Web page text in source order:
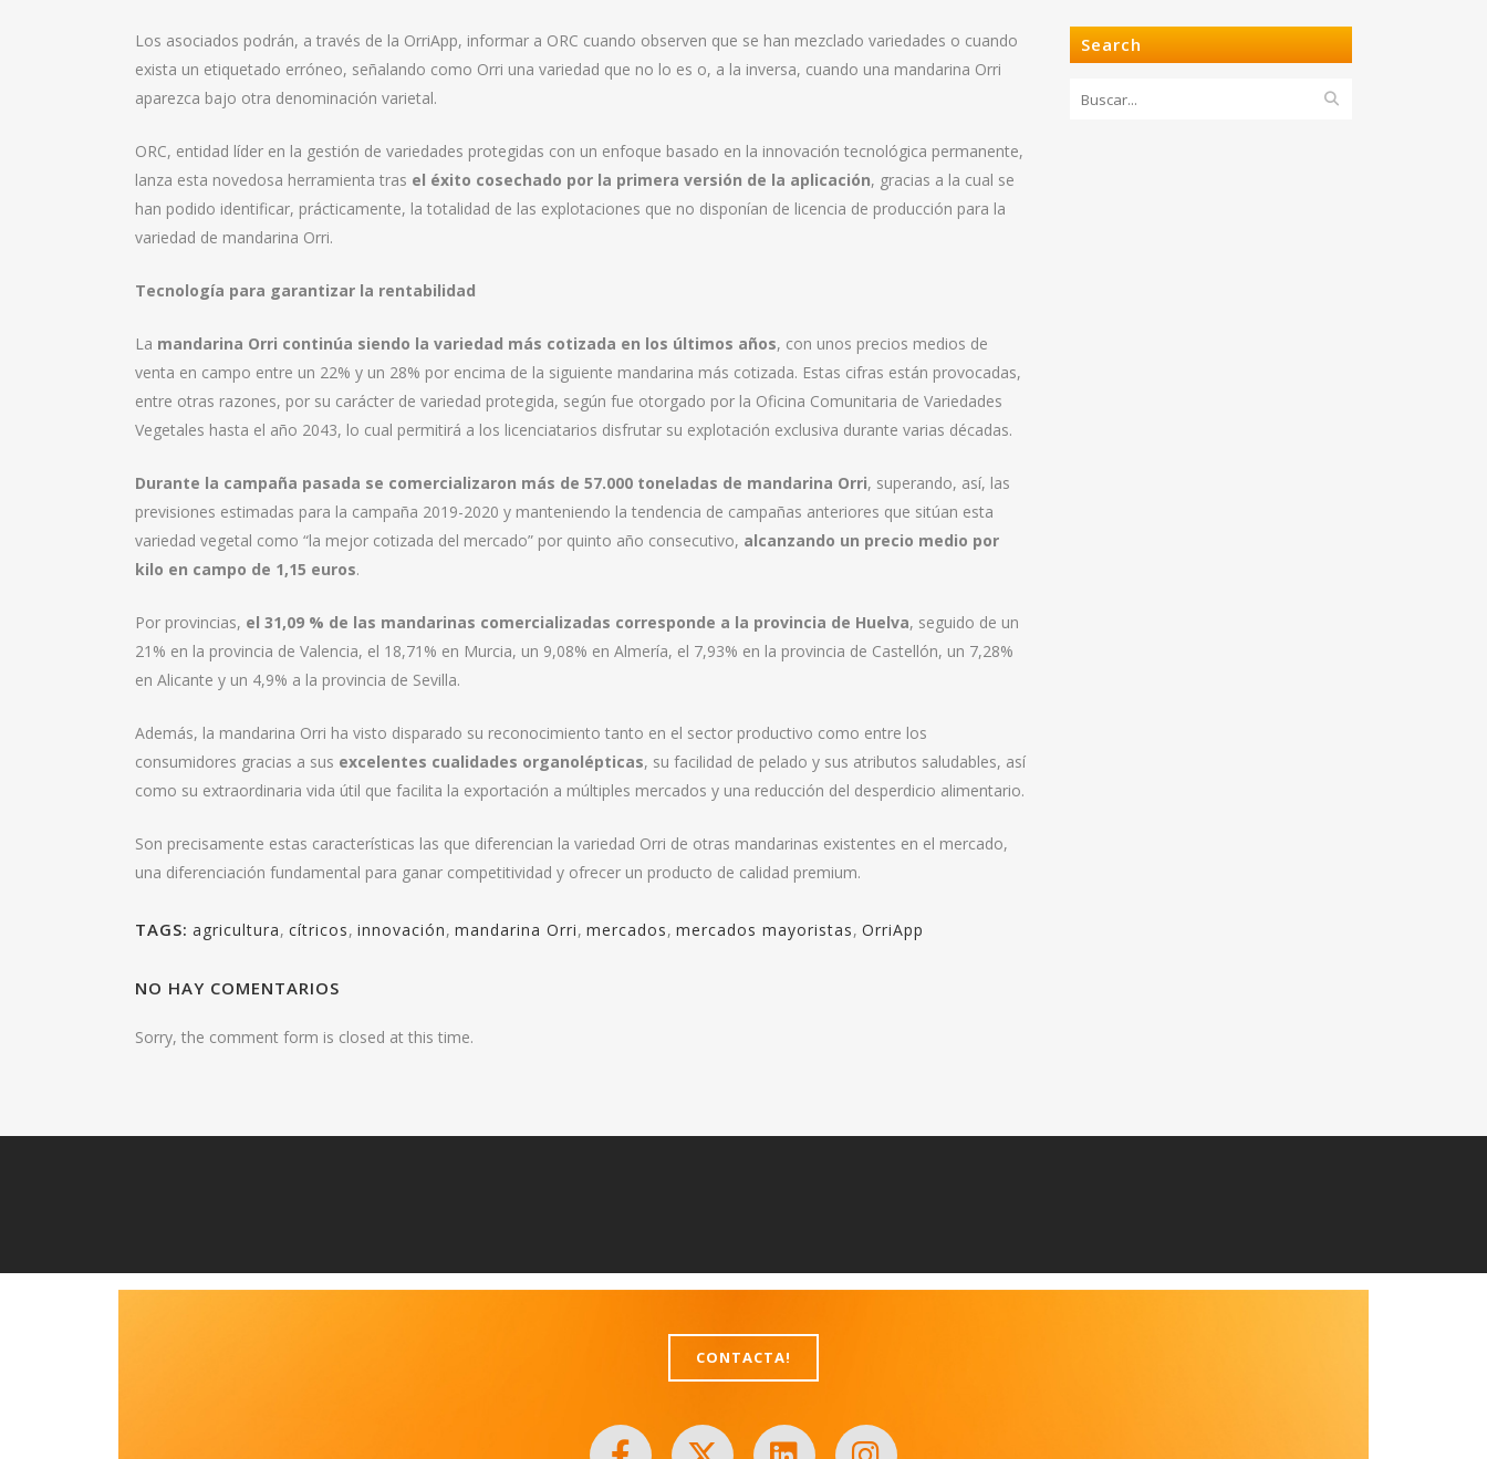
Los asociados podrán, a través de la OrriApp, informar a ORC cuando observen que se han mezclado variedades o cuando
exista un etiquetado erróneo, señalando como Orri una variedad que no lo es o, a la inversa, cuando una mandarina Orri
aparezca bajo otra denominación varietal.
ORC, entidad líder en la gestión de variedades protegidas con un enfoque basado en la innovación tecnológica permanente,
lanza esta novedosa herramienta tras el éxito cosechado por la primera versión de la aplicación, gracias a la cual se
han podido identificar, prácticamente, la totalidad de las explotaciones que no disponían de licencia de producción para la
variedad de mandarina Orri.
Tecnología para garantizar la rentabilidad
La mandarina Orri continúa siendo la variedad más cotizada en los últimos años, con unos precios medios de
venta en campo entre un 22% y un 28% por encima de la siguiente mandarina más cotizada. Estas cifras están provocadas,
entre otras razones, por su carácter de variedad protegida, según fue otorgado por la Oficina Comunitaria de Variedades
Vegetales hasta el año 2043, lo cual permitirá a los licenciatarios disfrutar su explotación exclusiva durante varias décadas.
Durante la campaña pasada se comercializaron más de 57.000 toneladas de mandarina Orri, superando, así, las
previsiones estimadas para la campaña 2019-2020 y manteniendo la tendencia de campañas anteriores que sitúan esta
variedad vegetal como “la mejor cotizada del mercado” por quinto año consecutivo, alcanzando un precio medio por
kilo en campo de 1,15 euros.
Por provincias, el 31,09 % de las mandarinas comercializadas corresponde a la provincia de Huelva, seguido de un
21% en la provincia de Valencia, el 18,71% en Murcia, un 9,08% en Almería, el 7,93% en la provincia de Castellón, un 7,28%
en Alicante y un 4,9% a la provincia de Sevilla.
Además, la mandarina Orri ha visto disparado su reconocimiento tanto en el sector productivo como entre los
consumidores gracias a sus excelentes cualidades organolépticas, su facilidad de pelado y sus atributos saludables, así
como su extraordinaria vida útil que facilita la exportación a múltiples mercados y una reducción del desperdicio alimentario.
Son precisamente estas características las que diferencian la variedad Orri de otras mandarinas existentes en el mercado,
una diferenciación fundamental para ganar competitividad y ofrecer un producto de calidad premium.
TAGS: agricultura, cítricos, innovación, mandarina Orri, mercados, mercados mayoristas, OrriApp
NO HAY COMENTARIOS
Sorry, the comment form is closed at this time.
Search
CONTACTA!